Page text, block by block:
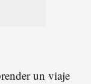
un viaje